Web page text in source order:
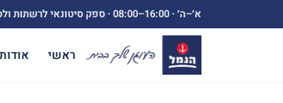
לתוכן
א׳–ה׳ · 08:00–16:00 · ספק סיטונאי לרשתות
ראשי אודות